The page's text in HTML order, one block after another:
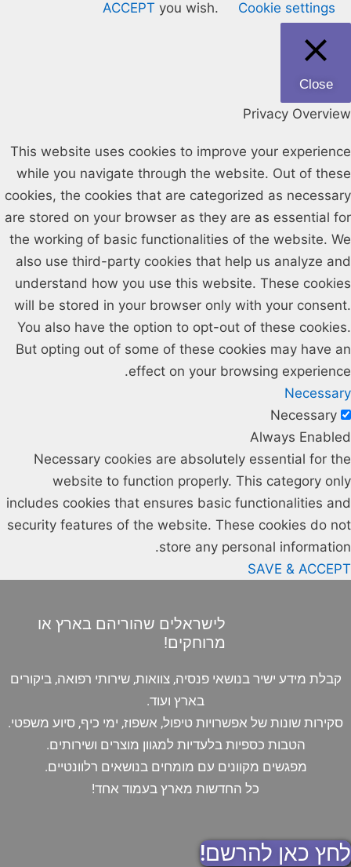
you wish.
Cookie settings
ACCEPT
Close
Privacy Overview
This website uses cookies to improve your experience
while you navigate through the website. Out of these
cookies, the cookies that are categorized as necessary
are stored on your browser as they are as essential for
the working of basic functionalities of the website. We
also use third-party cookies that help us analyze and
understand how you use this website. These cookies
will be stored in your browser only with your consent.
You also have the option to opt-out of these cookies.
But opting out of some of these cookies may have an
effect on your browsing experience.
Necessary
Necessary
Always Enabled
Necessary cookies are absolutely essential for the
website to function properly. This category only
includes cookies that ensures basic functionalities and
security features of the website. These cookies do not
store any personal information.
SAVE & ACCEPT
לישראלים שהוריהם בארץ או
מרוחקים!
קבלת מידע ישיר בנושאי פנסיה, צוואות, שירותי רפואה, ביקורים
בארץ ועוד.
סקירות שונות של אפשרויות טיפול, אשפוז, ימי כיף, סיוע משפטי.
הטבות כספיות בלעדיות למגוון מוצרים ושירותים.
מפגשים מקוונים עם מומחים בנושאים רלוונטיים.
כל החדשות מארץ בעמוד אחד!
לחץ כאן להרשם!